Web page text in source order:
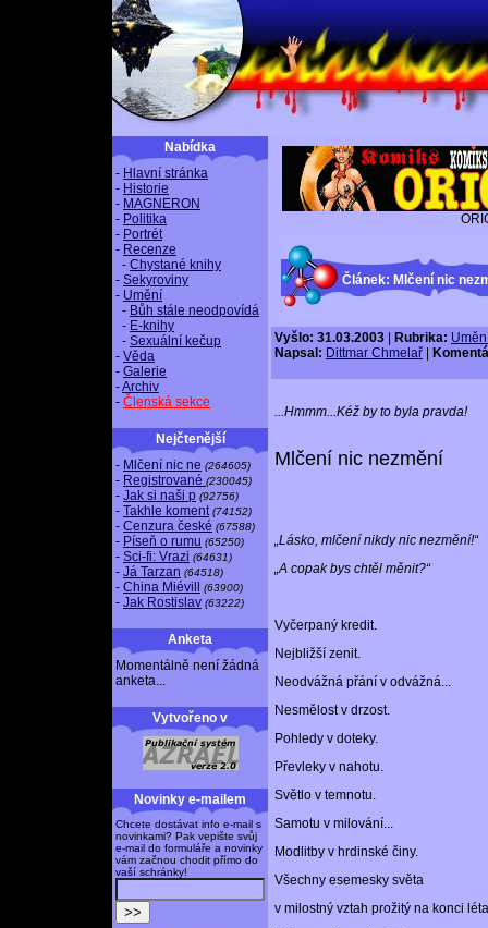
Nabídka
- Hlavní stránka
- Historie
- MAGNERON
- Politika
- Portrét
- Recenze
- Chystané knihy
- Sekyroviny
- Umění
- Bůh stále neodpovídá
- E-knihy
- Sexuální kečup
- Věda
- Galerie
-Archiv
- Členská sekce
Nejčtenější
- Mlčení nic ne (264605)
- Registrované (230045)
- Jak si naši p (92756)
- Takhle koment (74152)
- Cenzura české (67588)
- Píseň o rumu (65250)
- Sci-fi: Vrazi (64631)
- Já Tarzan (64518)
- China Miévill (63900)
- Jak Rostislav (63222)
Anketa
Momentálně není žádná
anketa...
Vytvořeno v
Novinky e-mailem
Chcete dostávat info e-mail s
novinkami? Pak vepište svůj
e-mail do formuláře a novinky
vám začnou chodit přímo do
vaší schránky!
Článek: Mlčení nic
Vyšlo: 31.03.2003 Rubrika:
Napsal: Dittmar Chmelař
...Hmmm...Kéž by to byla pravda!
Mlčení nic nezmění
„Lásko, mlčení nikdy nic nezmění!“
„A copak bys chtěl měnit?“
Vyčerpaný kredit.
Nejbližší zenit.
Neodvážná přání v odvážná...
Nesmělost v drzost.
Pohledy v doteky.
Převleky v nahotu.
Světlo v temnotu.
Samotu v milování...
Modlitby v hrdinské činy.
Všechny esemesky světa
v milostný vztah prožitý na konci